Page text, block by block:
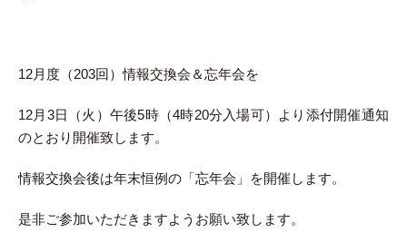
12月度（203回）情報交換会＆忘年会を
12月3日（火）午後5時（4時20分入場可）より添付開催通知
のとおり開催致します。
情報交換会後は年末恒例の「忘年会」を開催します。
是非ご参加いただきますようお願い致します。